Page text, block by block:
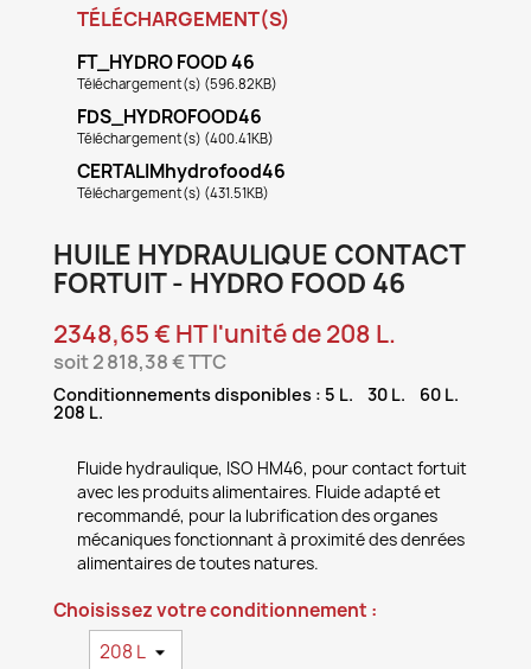
TÉLÉCHARGEMENT(S)
FT_HYDRO FOOD 46
Téléchargement(s) (596.82KB)
FDS_HYDROFOOD46
Téléchargement(s) (400.41KB)
CERTALIMhydrofood46
Téléchargement(s) (431.51KB)
HUILE HYDRAULIQUE CONTACT
FORTUIT - HYDRO FOOD 46
2348,65 € HT l'unité de 208 L.
soit 2 818,38 € TTC
Conditionnements disponibles : 5 L. 30 L. 60 L.
208 L.
Fluide hydraulique, ISO HM46, pour contact fortuit
avec les produits alimentaires. Fluide adapté et
recommandé, pour la lubrification des organes
mécaniques fonctionnant à proximité des denrées
alimentaires de toutes natures.
Choisissez votre conditionnement :